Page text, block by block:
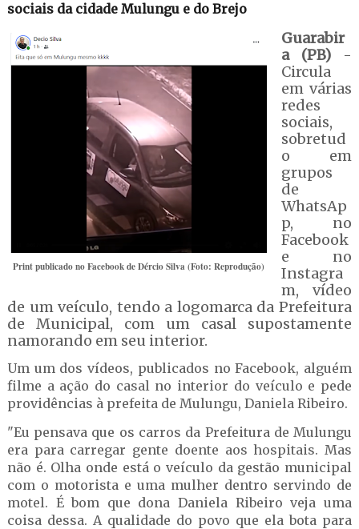
sociais da cidade Mulungu e do Brejo
Print publicado no Facebook de Dércio Silva (Foto: Reprodução)
Guarabir
a (PB) -
Circula
em várias
redes
sociais,
sobretud
o em
grupos
de
WhatsAp
p, no
Facebook
e no
Instagra
m, vídeo
de um veículo, tendo a logomarca da Prefeitura
de Municipal, com um casal supostamente
namorando em seu interior.
Um um dos vídeos, publicados no Facebook, alguém
filme a ação do casal no interior do veículo e pede
providências à prefeita de Mulungu, Daniela Ribeiro.
"Eu pensava que os carros da Prefeitura de Mulungu
era para carregar gente doente aos hospitais. Mas
não é. Olha onde está o veículo da gestão municipal
com o motorista e uma mulher dentro servindo de
motel. É bom que dona Daniela Ribeiro veja uma
coisa dessa. A qualidade do povo que ela bota para